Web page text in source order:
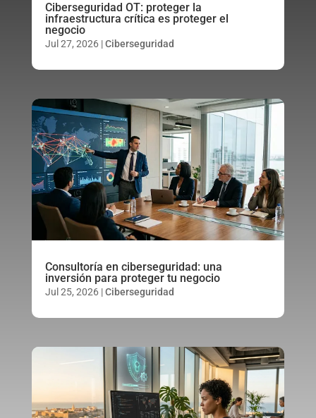
Ciberseguridad OT: proteger la
infraestructura crítica es proteger el
negocio
Jul 27, 2026|Ciberseguridad
Consultoría en ciberseguridad: una
inversión para proteger tu negocio
Jul 25, 2026|Ciberseguridad